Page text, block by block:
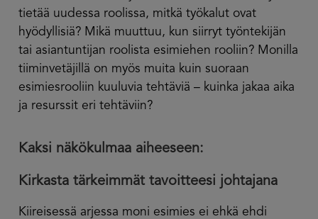
tietää uudessa roolissa, mitkä työkalut ovat
hyödyllisiä? Mikä muuttuu, kun siirryt työntekijän
tai asiantuntijan roolista esimiehen rooliin? Monilla
tiiminvetäjillä on myös muita kuin suoraan
esimiesrooliin kuuluvia tehtäviä – kuinka jakaa aika
ja resurssit eri tehtäviin?
Kaksi näkökulmaa aiheeseen:
Kirkasta tärkeimmät tavoitteesi johtajana
Kiireisessä arjessa moni esimies ei ehkä ehdi